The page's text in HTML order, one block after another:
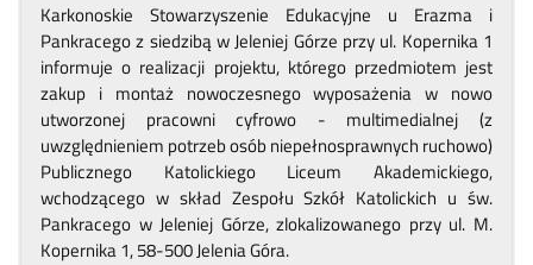
Karkonoskie Stowarzyszenie Edukacyjne u Erazma i
Pankracego z siedzibą w Jeleniej Górze przy ul. Kopernika 1
informuje o realizacji projektu, którego przedmiotem jest
zakup i montaż nowoczesnego wyposażenia w nowo
utworzonej pracowni cyfrowo - multimedialnej (z
uwzględnieniem potrzeb osób niepełnosprawnych ruchowo)
Publicznego Katolickiego Liceum Akademickiego,
wchodzącego w skład Zespołu Szkół Katolickich u św.
Pankracego w Jeleniej Górze, zlokalizowanego przy ul. M.
Kopernika 1, 58-500 Jelenia Góra.